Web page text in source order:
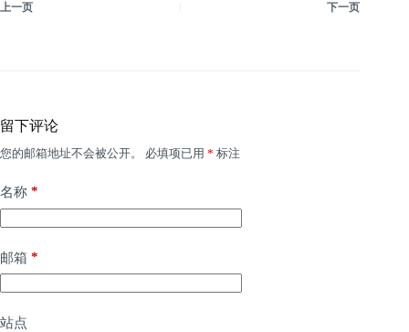
上一页 下一页
留下评论
您的邮箱地址不会被公开。 必填项已用 * 标注
名称 *
邮箱 *
站点